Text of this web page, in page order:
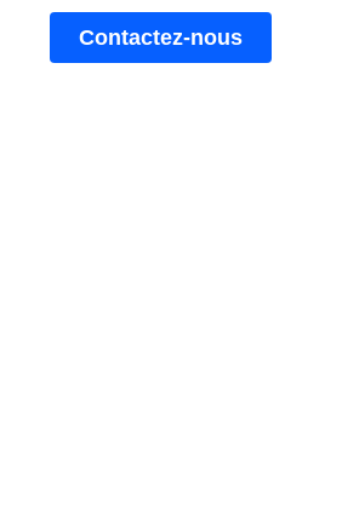
Contactez-nous